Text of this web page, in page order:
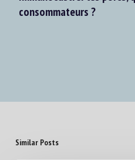
consommateurs ?
Similar Posts